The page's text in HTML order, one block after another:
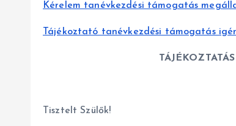
Kérelem tanévkezdési támogatás
Tájékoztató tanévkezdési támogatás
Tisztelt Szülők!